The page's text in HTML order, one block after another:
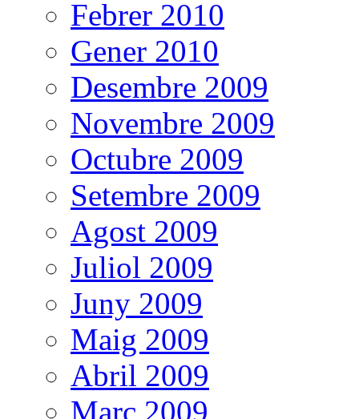
Febrer 2010
Gener 2010
Desembre 2009
Novembre 2009
Octubre 2009
Setembre 2009
Agost 2009
Juliol 2009
Juny 2009
Maig 2009
Abril 2009
Març 2009